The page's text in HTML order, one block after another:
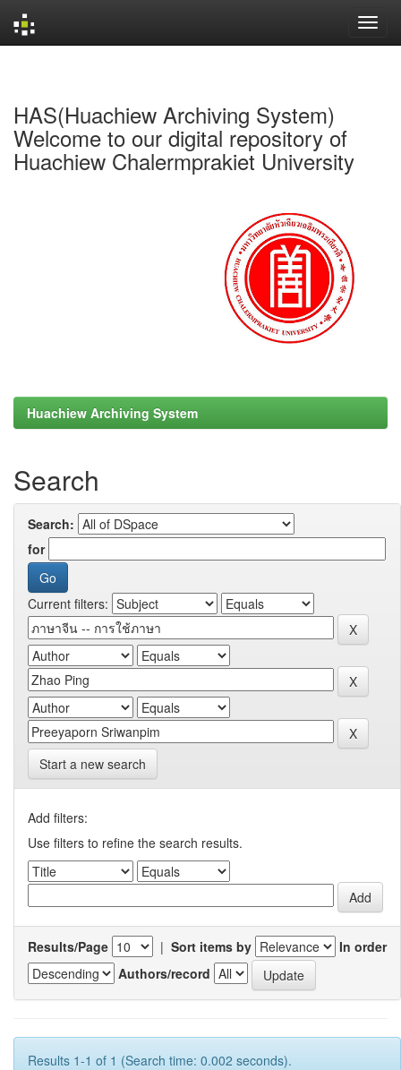
HAS(Huachiew Archiving System)
Welcome to our digital repository of
Huachiew Chalermprakiet University
Huachiew Archiving System
Search
Search:
for
Current filters:
Start a new search
Add filters:
Use filters to refine the search results.
Results/Page | Sort items by
In order
Authors/record
Results 1-1 of 1 (Search time: 0.002 seconds).